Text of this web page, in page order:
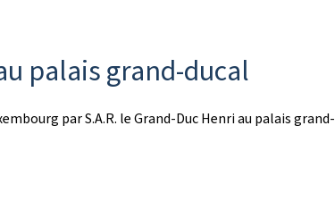
palais grand-ducal
par S.A.R. le Grand-Duc Henri au palais